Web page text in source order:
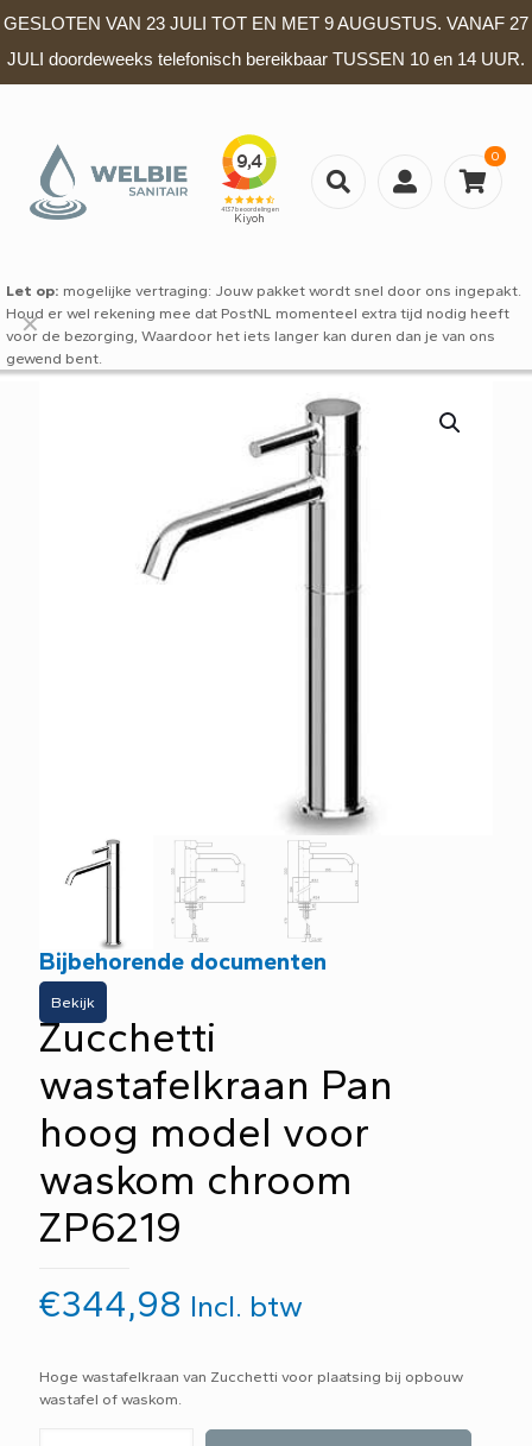
GESLOTEN VAN 23 JULI TOT EN MET 9 AUGUSTUS. VANAF 27
JULI doordeweeks telefonisch bereikbaar TUSSEN 10 en 14 UUR.
0
Let op: mogelijke vertraging: Jouw pakket wordt snel door ons ingepakt.
Houd er wel rekening mee dat PostNL momenteel extra tijd nodig heeft
voor de bezorging, Waardoor het iets langer kan duren dan je van ons
gewend bent.
✕
Bijbehorende documenten
Bekijk
Zucchetti
wastafelkraan Pan
hoog model voor
waskom chroom
ZP6219
€344,98 Incl. btw
Hoge wastafelkraan van Zucchetti voor plaatsing bij opbouw
wastafel of waskom.